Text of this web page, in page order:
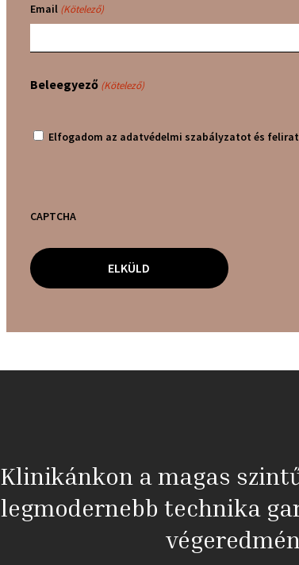
Email (Kötelező)
Beleegyező (Kötelező)
Elfogadom az adatvédelmi szabályzatot és
CAPTCHA
Klinikánkon a magas
legmodernebb technika